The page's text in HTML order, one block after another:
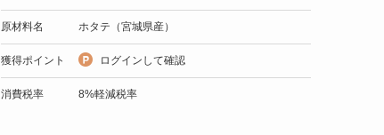
原材料名 ホタテ（宮城県産）
獲得ポイント ログインして確認
消費税率 8%軽減税率